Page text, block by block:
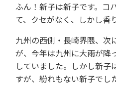
ふん！新子は新子です。コ
て、クセがなく、しかし香
九州の西側・長崎界隈、次
が、今年は九州に大雨が降
していました。しかし新子
すが、紛れもない新子でし